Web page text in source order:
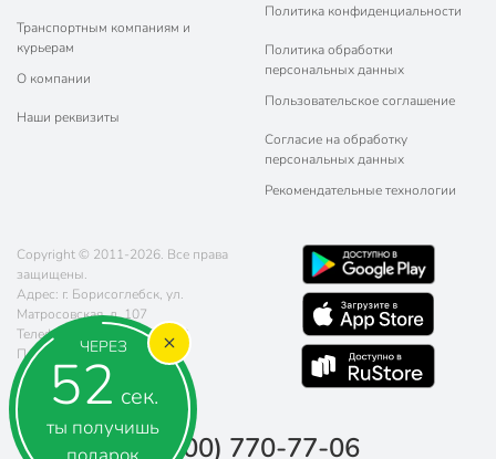
ЧЕРЕЗ
52 сек.
ты получишь
Транспортным компаниям и
курьерам
О компании
Наши реквизиты
Политика конфиденциальности
Политика обработки
персональных данных
Пользовательское соглашение
Согласие на обработку
персональных данных
Рекомендательные технологии
Copyright © 2011-2026. Все права
защищены.
Адрес: г. Борисоглебск, ул.
Матросовская, д. 107
Телефон:
8 (800) 770-77-06
Почта:
sales@poryadok.ru
8 (800) 770-77-06